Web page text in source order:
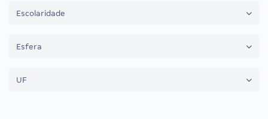
Escolaridade
Esfera
UF